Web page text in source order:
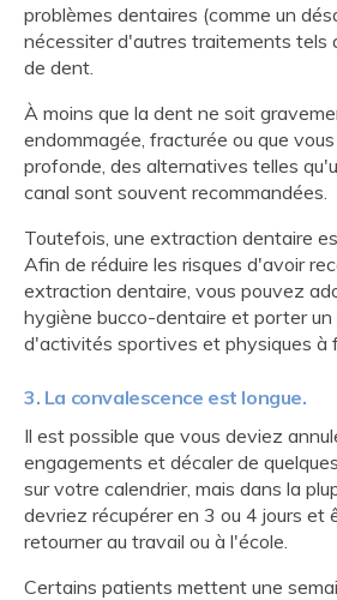
problèmes dentaires (comme un
nécessiter d'autres traitements tels
de dent.
À moins que la dent ne soit
endommagée, fracturée ou que
profonde, des alternatives telles
canal sont souvent recommandées.
Toutefois, une extraction dentaire
Afin de réduire les risques d'avoir
extraction dentaire, vous pouvez
hygiène bucco-dentaire et porter
d'activités sportives et physiques à
3. La convalescence est longue.
Il est possible que vous deviez
engagements et décaler de
sur votre calendrier, mais dans la
devriez récupérer en 3 ou 4 jours et
retourner au travail ou à l'école.
Certains patients mettent une